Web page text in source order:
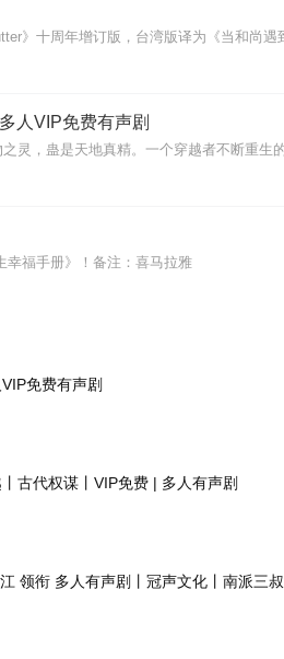
人VIP免费有声剧
幸福手册》！备注：喜马拉雅
免费有声剧
古代权谋丨VIP免费 | 多人有声剧
领衔 多人有声剧丨冠声文化丨南派三叔